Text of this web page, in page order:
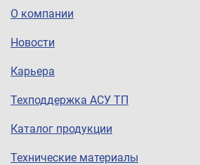
О компании
Новости
Карьера
Техподдержка АСУ ТП
Каталог продукции
Технические материалы